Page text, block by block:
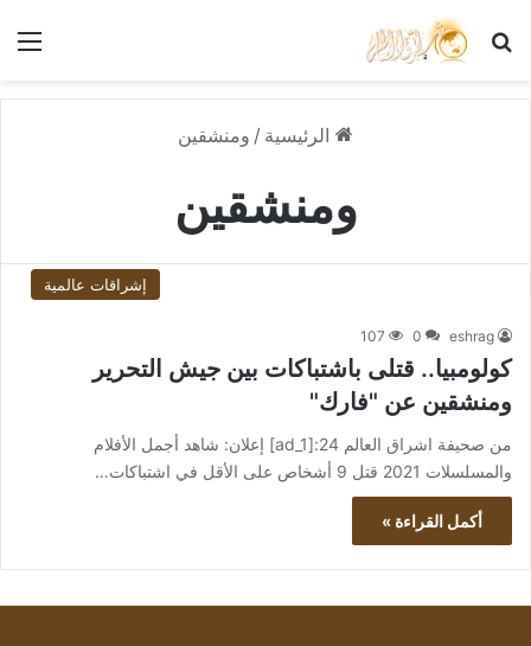
بحث عن
الرئيسية / ومنشقين
ومنشقين
إشراقات عالمية
eshrag
0
107
كولومبيا.. قتلى باشتباكات بين جيش التحرير
ومنشقين عن "فارك"
من صحيفة اشراق العالم 24:[ad_1] إعلان: شاهد أجمل الأفلام
والمسلسلات 2021 قتل 9 أشخاص على الأقل في اشتباكات…
أكمل القراءة »